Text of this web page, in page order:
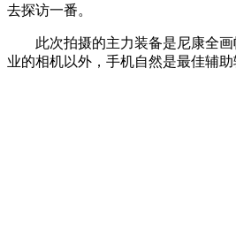
去探访一番。
此次拍摄的主力装备是尼康全画幅
业的相机以外，手机自然是最佳辅